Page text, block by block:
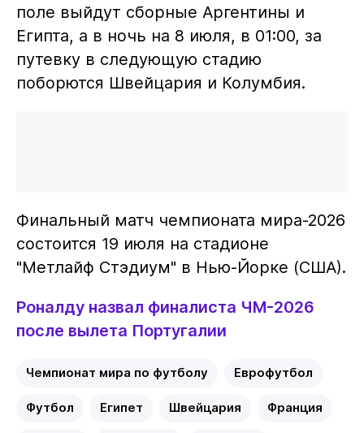
поле выйдут сборные Аргентины и
Египта, а в ночь на 8 июля, в 01:00, за
путевку в следующую стадию
поборются Швейцария и Колумбия.
Финальный матч чемпионата мира-2026
состоится 19 июля на стадионе
"Метлайф Стэдиум" в Нью-Йорке (США).
Роналду назвал финалиста ЧМ-2026
после вылета Португалии
Чемпионат мира по футболу Еврофутбол
Футбол Египет Швейцария Франция